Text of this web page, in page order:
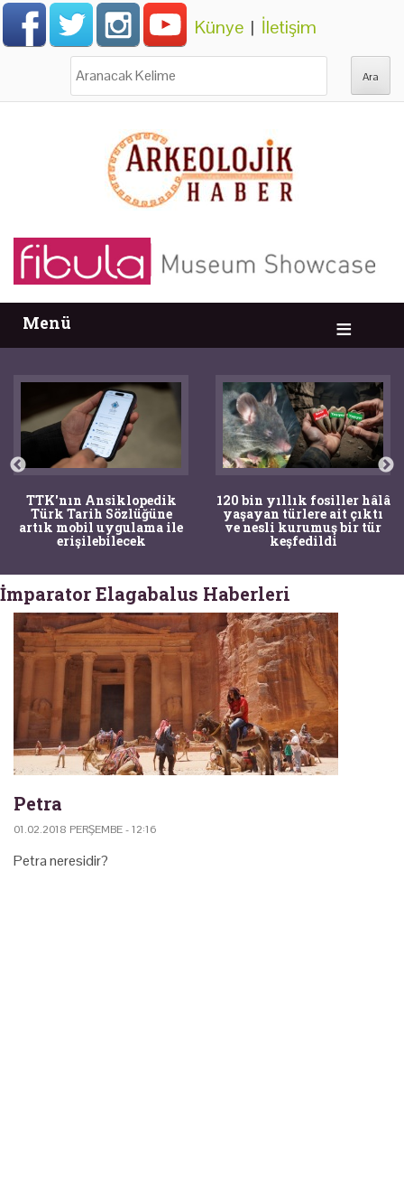
Künye | İletişim
Menü
TTK'nın Ansiklopedik
Türk Tarih Sözlüğüne
artık mobil uygulama ile
erişilebilecek
120 bin yıllık fosiller hâlâ
yaşayan türlere ait çıktı
ve nesli kurumuş bir tür
keşfedildi
İmparator Elagabalus Haberleri
Petra
01.02.2018 PERŞEMBE - 12:16
Petra neresidir?